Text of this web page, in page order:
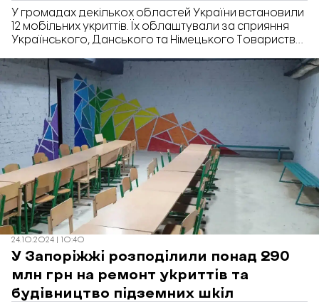
У громадах декількох областей України встановили
12 мобільних укриттів. Їх облаштували за сприяння
Українського, Данського та Німецького Товариств
Тернуватській, Біленківській та
Новоолександрівській громадах Запорізької
області.
24.10.2024 | 10:40
У Запоріжжі розподілили понад 290
млн грн на ремонт укриттів та
будівництво підземних шкіл